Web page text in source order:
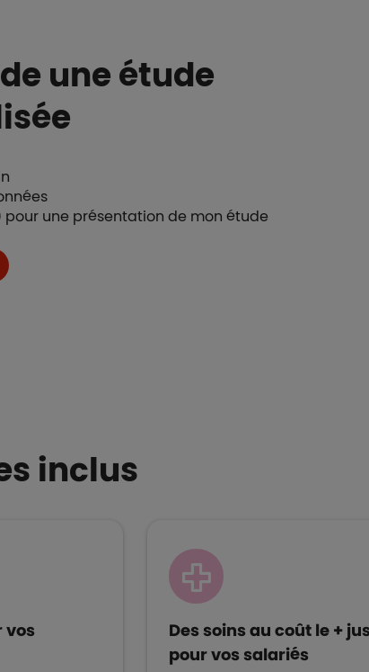
une étude
une présentation de mon étude
inclus
vos
Des soins au coût le +
pour vos salariés